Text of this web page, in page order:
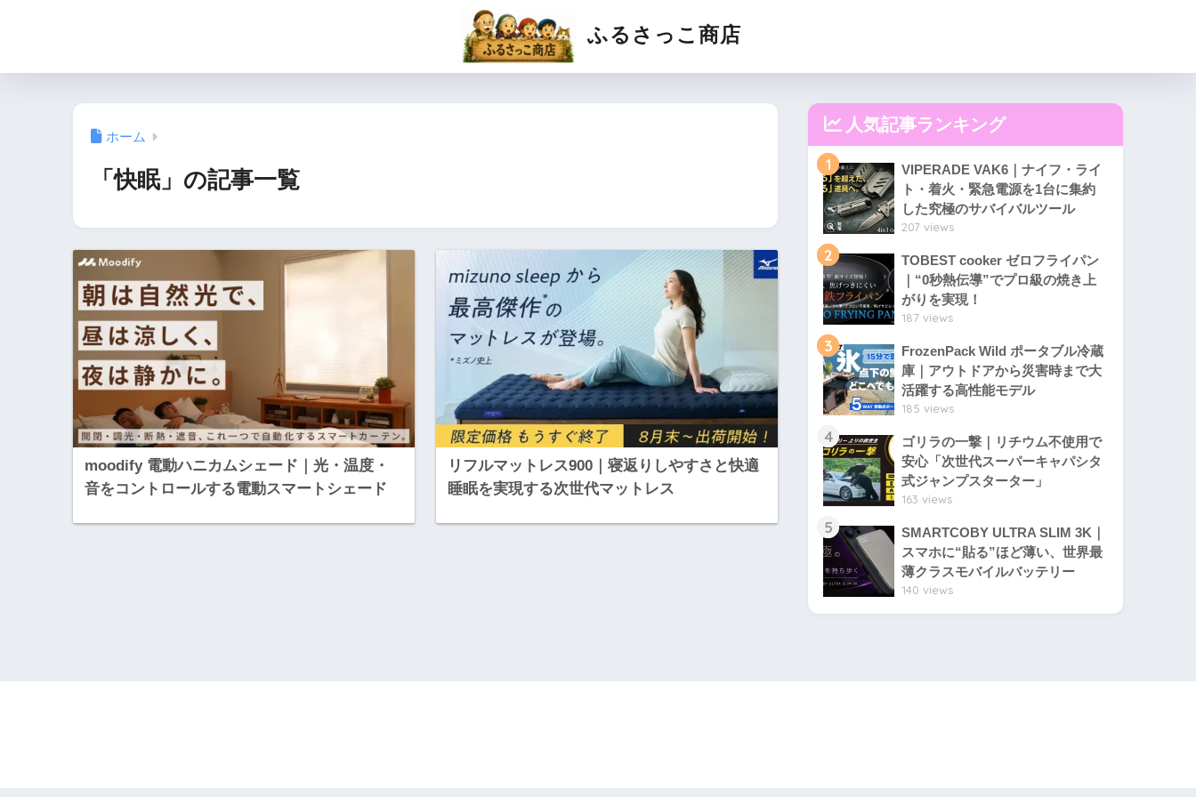
ふるさっこ商店
ホーム
「快眠」の記事一覧
moodify 電動ハニカムシェード｜光・温度・
音をコントロールする電動スマートシェード
リフルマットレス900｜寝返りしやすさと快適
睡眠を実現する次世代マットレス
人気記事ランキング
1
VIPERADE VAK6｜ナイフ・ライ
ト・着火・緊急電源を1台に集約
した究極のサバイバルツール
207 views
2
TOBEST cooker ゼロフライパン
｜“0秒熱伝導”でプロ級の焼き上
がりを実現！
187 views
3
FrozenPack Wild ポータブル冷蔵
庫｜アウトドアから災害時まで大
活躍する高性能モデル
185 views
4
ゴリラの一撃｜リチウム不使用で
安心「次世代スーパーキャパシタ
式ジャンプスターター」
163 views
5
SMARTCOBY ULTRA SLIM 3K｜
スマホに“貼る”ほど薄い、世界最
薄クラスモバイルバッテリー
140 views